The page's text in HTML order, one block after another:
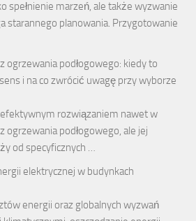
spełnienie marzeń, ale także wyzwanie
starannego planowania. Przygotowanie
ogrzewania podłogowego: kiedy to
i na co zwrócić uwagę przy wyborze
efektywnym rozwiązaniem nawet w
podłogowego, ale jej
od specyficznych …
elektrycznej w budynkach
energii oraz globalnych wyzwań